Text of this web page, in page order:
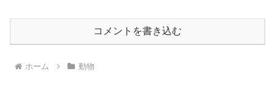
コメントを書き込む
ホーム 動物